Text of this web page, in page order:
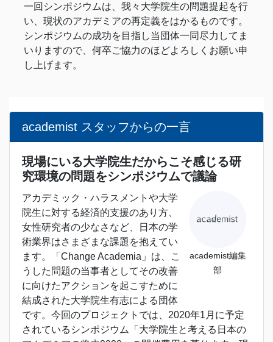
一回シンポジウムは、我々大学院生の問題提起を行
い、現状のアカデミアの再定義をはかるものです。
シンポジウムの成功を目指し当団体一同尽力してま
いりますので、何卒ご協力のほどよろしくお願い申
し上げます。
academist スタッフからの一言
現場にいる大学院生だからこそ感じる研
究環境の問題をシンポジウムで議論
academist編集
部
アカデミック・ハラスメントや大学
院生に対する経済的支援のあり方、
女性研究者の少なさなど、日本の学
術業界はさまざまな課題を抱えてい
ます。「Change Academia」は、こ
うした問題の当事者としてその改善
に向けたアクションを起こすために
結成された大学院生有志による団体
です。今回のプロジェクトでは、2020年1月に予定
されているシンポジウム「大学院生と考える日本の